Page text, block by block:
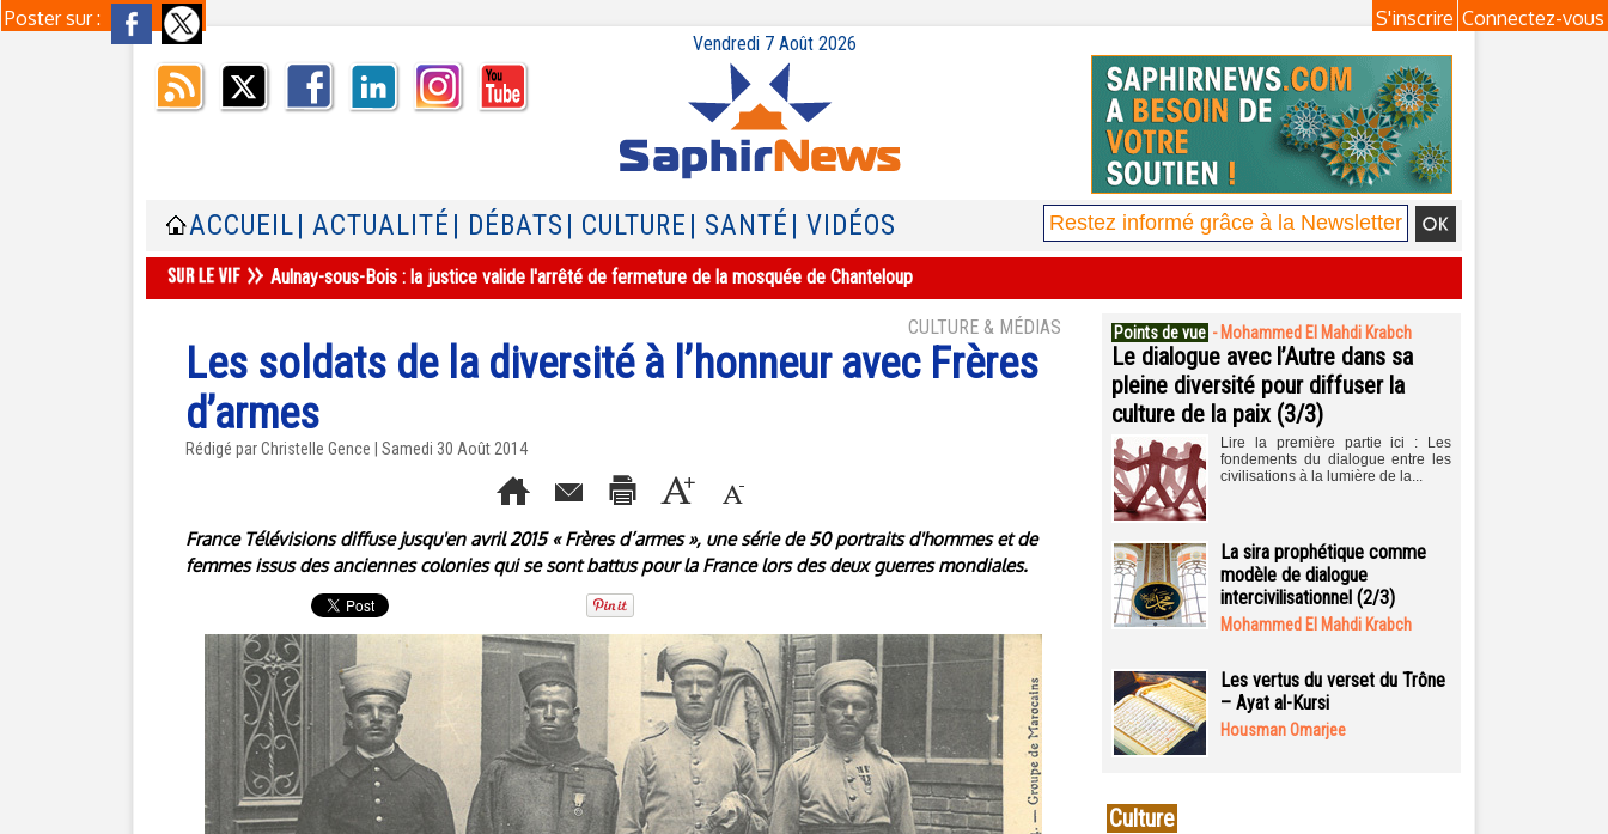
Poster sur : Connectez-vous
S'inscrire
Vendredi 7 Août 2026
ACCUEIL | ACTUALITÉ | DÉBATS | CULTURE | SANTÉ | VIDÉOS
Aulnay-sous-Bois : la justice valide l'arrêté de fermeture de la mosquée de Chanteloup
CULTURE & MÉDIAS
Les soldats de la diversité à l’honneur avec Frères
d’armes
Rédigé par Christelle Gence | Samedi 30 Août 2014
France Télévisions diffuse jusqu'en avril 2015 « Frères d’armes », une série de 50 portraits d'hommes et de
femmes issus des anciennes colonies qui se sont battus pour la France lors des deux guerres mondiales.
Points de vue - Mohammed El Mahdi Krabch
Le dialogue avec l’Autre dans sa
pleine diversité pour diffuser la
culture de la paix (3/3)
Lire la première partie ici : Les
fondements du dialogue entre les
civilisations à la lumière de la...
La sira prophétique comme
modèle de dialogue
intercivilisationnel (2/3)
Mohammed El Mahdi Krabch
Les vertus du verset du Trône
– Ayat al-Kursi
Housman Omarjee
Culture